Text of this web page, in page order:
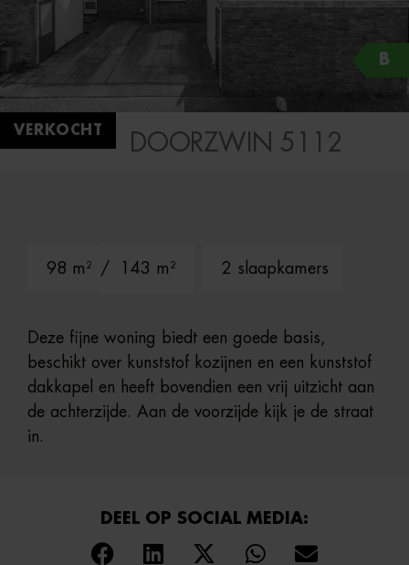
B
VERKOCHT DOORZWIN 5112
98 m² / 143 m² 2 slaapkamers
Deze fijne woning biedt een goede basis,
beschikt over kunststof kozijnen en een kunststof
dakkapel en heeft bovendien een vrij uitzicht aan
de achterzijde. Aan de voorzijde kijk je de straat
in.
DEEL OP SOCIAL MEDIA: